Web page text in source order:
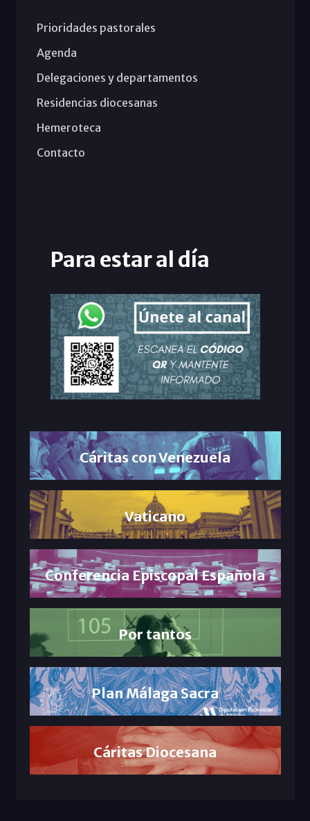
Prioridades pastorales
Agenda
Delegaciones y departamentos
Residencias diocesanas
Hemeroteca
Contacto
Para estar al día
Cáritas con Venezuela
Vaticano
Conferencia Episcopal Española
Por tantos
Plan Málaga Sacra
Cáritas Diocesana